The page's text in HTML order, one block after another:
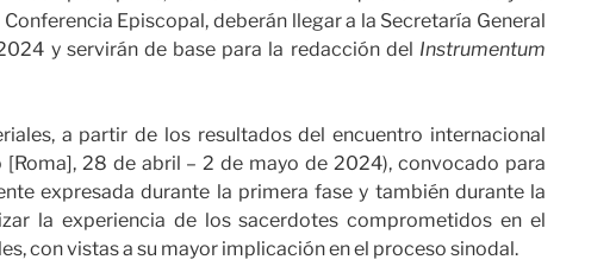
Episcopal, deberán llegar a la Secretaría General
y servirán de base para la redacción del Instrumentum
a partir de los resultados del encuentro internacional
[Roma], 28 de abril – 2 de mayo de 2024), convocado para
expresada durante la primera fase y también durante la
la experiencia de los sacerdotes comprometidos en el
con vistas a su mayor implicación en el proceso sinodal.